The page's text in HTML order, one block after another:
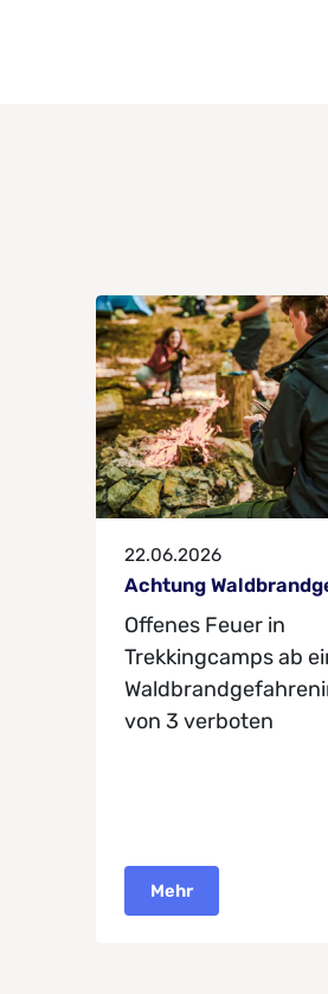
22.06.2026
Achtung
Offenes Feuer in
Trekkingcamps ab
von 3 verboten
Mehr